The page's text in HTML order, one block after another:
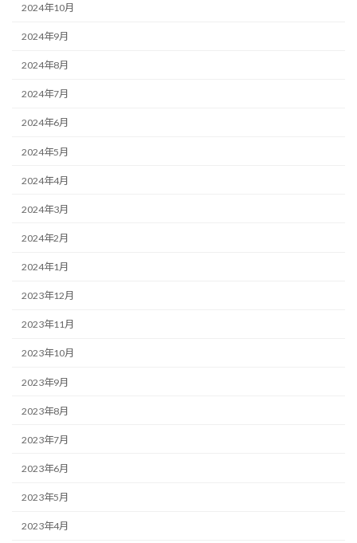
2024年10月
2024年9月
2024年8月
2024年7月
2024年6月
2024年5月
2024年4月
2024年3月
2024年2月
2024年1月
2023年12月
2023年11月
2023年10月
2023年9月
2023年8月
2023年7月
2023年6月
2023年5月
2023年4月